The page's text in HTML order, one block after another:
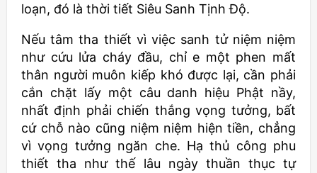
loạn, đó là thời tiết Siêu Sanh Tịnh Độ.
Nếu tâm tha thiết vì việc sanh tử niệm niệm
như cứu lửa cháy đầu, chỉ e một phen mất
thân người muôn kiếp khó được lại, cần phải
cắn chặt lấy một câu danh hiệu Phật nầy,
nhất định phải chiến thắng vọng tưởng, bất
cứ chỗ nào cũng niệm niệm hiện tiền, chẳng
vì vọng tưởng ngăn che. Hạ thủ công phu
thiết tha như thế lâu ngày thuần thục tự